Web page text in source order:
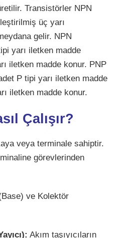
Transistörler NPN
üç yarı
gelir. NPN
yarı iletken madde
iletken madde konur. PNP
P tipi yarı iletken madde
iletken madde konur.
Çalışır?
veya terminale sahiptir.
görevlerinden
ve Kolektör
Akım taşıyıcıların